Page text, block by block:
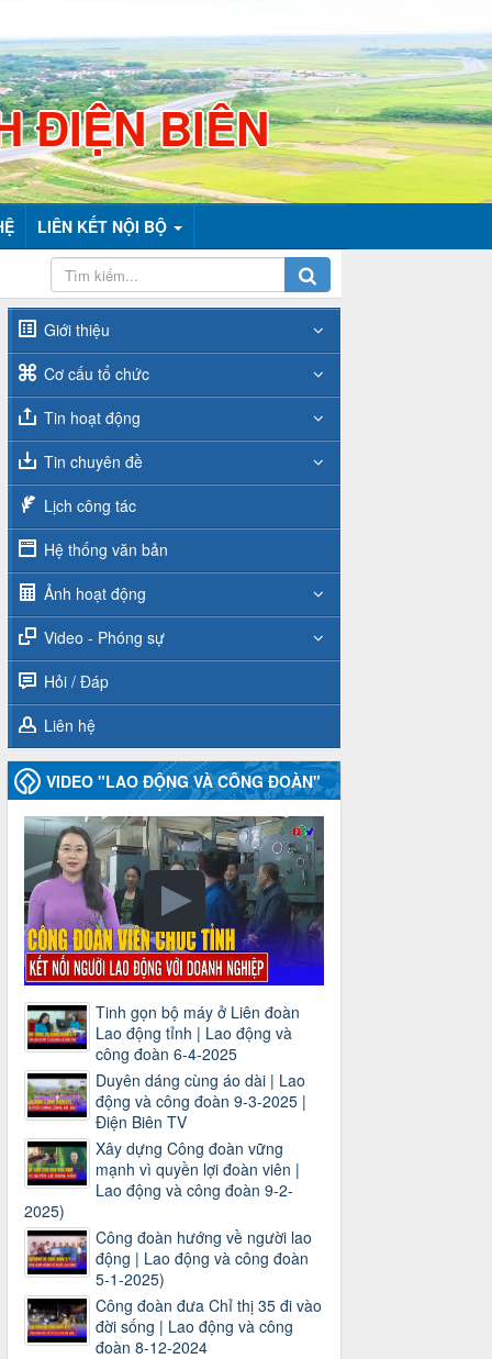
ĐIỆN BIÊN
LIÊN KẾT NỘI BỘ
Giới thiệu
Cơ cấu tổ chức
Tin hoạt động
Tin chuyên đề
Lịch công tác
Hệ thống văn bản
Ảnh hoạt động
Video - Phóng sự
Hỏi / Đáp
Liên hệ
VIDEO "LAO ĐỘNG VÀ CÔNG ĐOÀN"
Tinh gọn bộ máy ở Liên đoàn
Lao động tỉnh | Lao động và
công đoàn 6-4-2025
Duyên dáng cùng áo dài | Lao
động và công đoàn 9-3-2025 |
Điện Biên TV
Xây dựng Công đoàn vững
mạnh vì quyền lợi đoàn viên |
Lao động và công đoàn 9-2-
2025)
Công đoàn hướng về người lao
động | Lao động và công đoàn
5-1-2025)
Công đoàn đưa Chỉ thị 35 đi vào
đời sống | Lao động và công
đoàn 8-12-2024